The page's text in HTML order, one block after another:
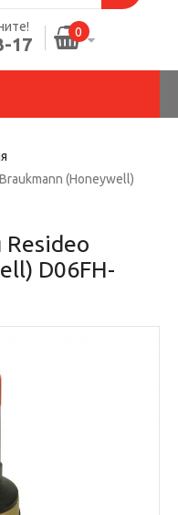
17
0
(Honeywell)
D06FH-